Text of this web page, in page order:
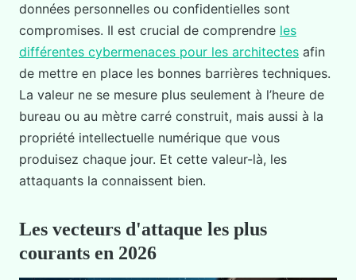
données personnelles ou confidentielles sont
compromises. Il est crucial de comprendre les
différentes cybermenaces pour les architectes afin
de mettre en place les bonnes barrières techniques.
La valeur ne se mesure plus seulement à l’heure de
bureau ou au mètre carré construit, mais aussi à la
propriété intellectuelle numérique que vous
produisez chaque jour. Et cette valeur-là, les
attaquants la connaissent bien.
Les vecteurs d'attaque les plus
courants en 2026